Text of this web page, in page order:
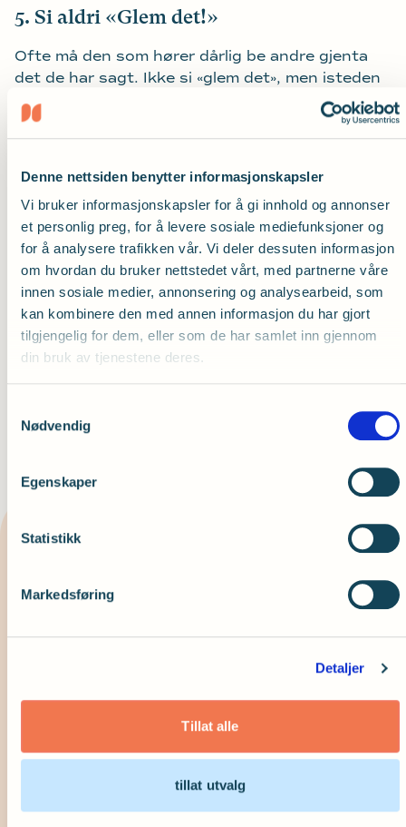
Denne nettsiden benytter informasjonskapsler
Vi bruker informasjonskapsler for å gi innhold og annonser
et personlig preg, for å levere sosiale mediefunksjoner og
for å analysere trafikken vår. Vi deler dessuten informasjon
om hvordan du bruker nettstedet vårt, med partnerne våre
innen sosiale medier, annonsering og analysearbeid, som
kan kombinere den med annen informasjon du har gjort
tilgjengelig for dem, eller som de har samlet inn gjennom
din bruk av tjenestene deres.
Nødvendig
Egenskaper
Statistikk
Markedsføring
Detaljer
Tillat alle
tillat utvalg
5. Si aldri «Glem det!»
Ofte må den som hører dårlig be andre gjenta
det de har sagt. Ikke si «glem det», men isteden
gjenta det du sa så naturlig og hyggelig som du
kan.
Se på den du snakker til slik at vedkommende
kan lese på leppene. Snakk tydelig, men ikke
rop. Roping gjør det vanskeligere å høre hva
som blir sagt.
7. Unngå bakgrunnsstøy.
Husk at støy kan gjøre det vanskeligere å høre
det som blir sagt. Finn et rolig sted, hvis mulig,
Relaterte artikler
5 tips til et hørselsvennlig